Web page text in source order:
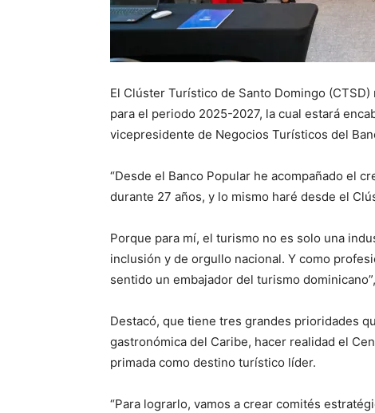
El Clúster Turístico de Santo Domingo
para el periodo 2025-2027, la cual estará
vicepresidente de Negocios Turísticos del
“Desde el Banco Popular he acompañado el
durante 27 años, y lo mismo haré desde el
Porque para mí, el turismo no es solo una
inclusión y de orgullo nacional. Y como
sentido un embajador del turismo
Destacó, que tiene tres grandes prioridades
gastronómica del Caribe, hacer realidad el
primada como destino turístico líder.
“Para lograrlo, vamos a crear comités